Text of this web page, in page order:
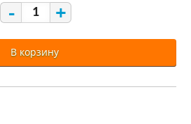
- +
В корзину